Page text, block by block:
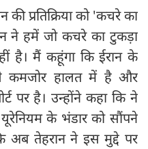
की प्रतिक्रिया को 'कचरे का
ने हमें जो कचरे का टुकड़ा
है। मैं कहूंगा कि ईरान के
कमजोर हालत में है और
पर है। उन्होंने कहा कि ने
के भंडार को सौंपने
अब तेहरान ने इस मुद्दे पर